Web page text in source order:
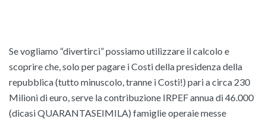
Se vogliamo “divertirci” possiamo utilizzare il calcolo e
scoprire che, solo per pagare i Costi della presidenza della
repubblica (tutto minuscolo, tranne i Costi!) pari a circa 230
Milioni di euro, serve la contribuzione IRPEF annua di 46.000
(dicasi QUARANTASEIMILA) famiglie operaie messe